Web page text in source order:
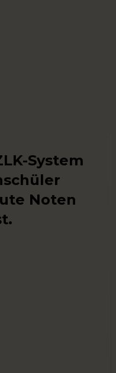
System
Noten